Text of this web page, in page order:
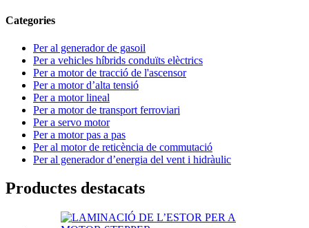
Categories
Per al generador de gasoil
Per a vehicles híbrids conduïts elèctrics
Per a motor de tracció de l'ascensor
Per a motor d’alta tensió
Per a motor lineal
Per a motor de transport ferroviari
Per a servo motor
Per a motor pas a pas
Per al motor de reticència de commutació
Per al generador d’energia del vent i hidràulic
Productes destacats